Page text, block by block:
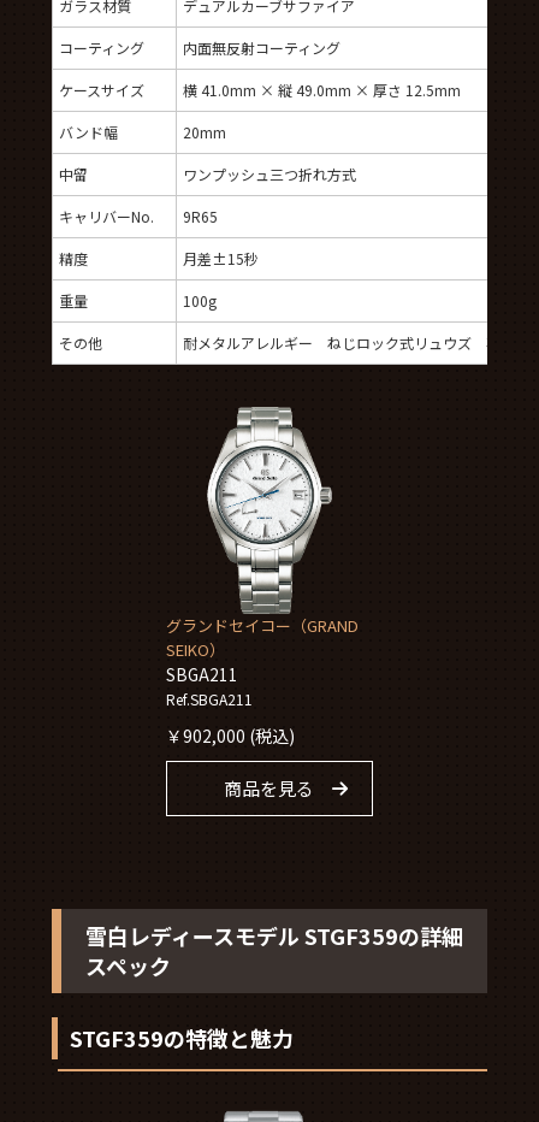
ガラス材質 デュアルカーブサファイア
コーティング 内面無反射コーティング
ケースサイズ 横 41.0mm × 縦 49.0mm × 厚さ 12.5mm
バンド幅 20mm
中留 ワンプッシュ三つ折れ方式
キャリバーNo. 9R65
精度 月差±15秒
重量 100g
その他 耐メタルアレルギー ねじロック式リュウズ 石数30
グランドセイコー（GRAND
SEIKO）
SBGA211
Ref.SBGA211
￥902,000 (税込)
商品を見る
雪白レディースモデル STGF359の詳細
スペック
STGF359の特徴と魅力